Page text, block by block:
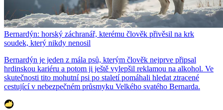
Bernardýn: horský záchranář, kterému člověk přivěsil na krk
soudek, který nikdy nenosil
Bernardýn je jeden z mála psů, kterým člověk nejprve připsal
hrdinskou kariéru a potom ji ještě vylepšil reklamou na alkohol. Ve
skutečnosti tito mohutní psi po staletí pomáhali hledat ztracené
cestující v nebezpečném průsmyku Velkého svatého Bernarda.